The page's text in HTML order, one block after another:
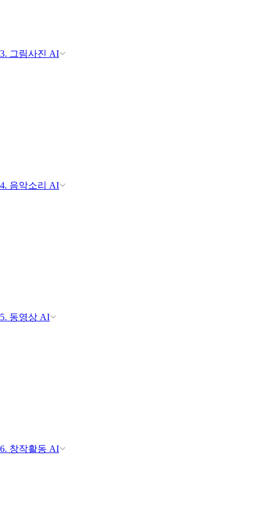
3. 그림사진 AI
4. 음악소리 AI
5. 동영상 AI
6. 창작활동 AI